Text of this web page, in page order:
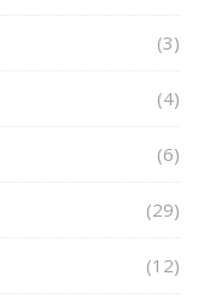
(3)
(4)
(6)
(29)
(12)